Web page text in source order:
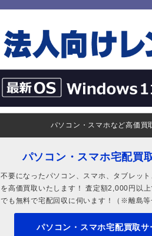
パソコン・スマホなど高価買
パソコン・スマホ宅配買
不要になったパソコン、スマホ、タブレッ
を高価買取いたします！ 査定額2,000円以
でも無料で宅配回収に伺います！（※離島等
パソコン・スマホ宅配買取サ